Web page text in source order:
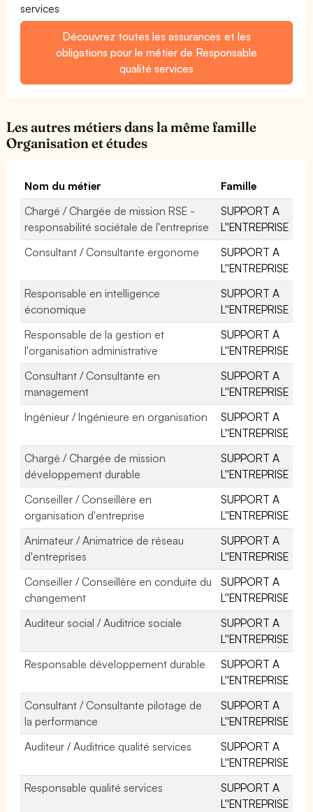
services
Découvrez toutes les assurances et les
obligations pour le métier de Responsable
qualité services
Les autres métiers dans la même famille
Organisation et études
Nom du métier
Famille
Chargé / Chargée de mission RSE -
responsabilité sociétale de l'entreprise
SUPPORT A
L''ENTREPRISE
Consultant / Consultante ergonome
SUPPORT A
L''ENTREPRISE
Responsable en intelligence
économique
SUPPORT A
L''ENTREPRISE
Responsable de la gestion et
l'organisation administrative
SUPPORT A
L''ENTREPRISE
Consultant / Consultante en
management
SUPPORT A
L''ENTREPRISE
Ingénieur / Ingénieure en organisation
SUPPORT A
L''ENTREPRISE
Chargé / Chargée de mission
développement durable
SUPPORT A
L''ENTREPRISE
Conseiller / Conseillère en
organisation d'entreprise
SUPPORT A
L''ENTREPRISE
Animateur / Animatrice de réseau
d'entreprises
SUPPORT A
L''ENTREPRISE
Conseiller / Conseillère en conduite du
changement
SUPPORT A
L''ENTREPRISE
Auditeur social / Auditrice sociale
SUPPORT A
L''ENTREPRISE
Responsable développement durable
SUPPORT A
L''ENTREPRISE
Consultant / Consultante pilotage de
la performance
SUPPORT A
L''ENTREPRISE
Auditeur / Auditrice qualité services
SUPPORT A
L''ENTREPRISE
Responsable qualité services
SUPPORT A
L''ENTREPRISE